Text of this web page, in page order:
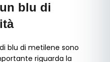
blu di
blu di metilene sono
riguarda la